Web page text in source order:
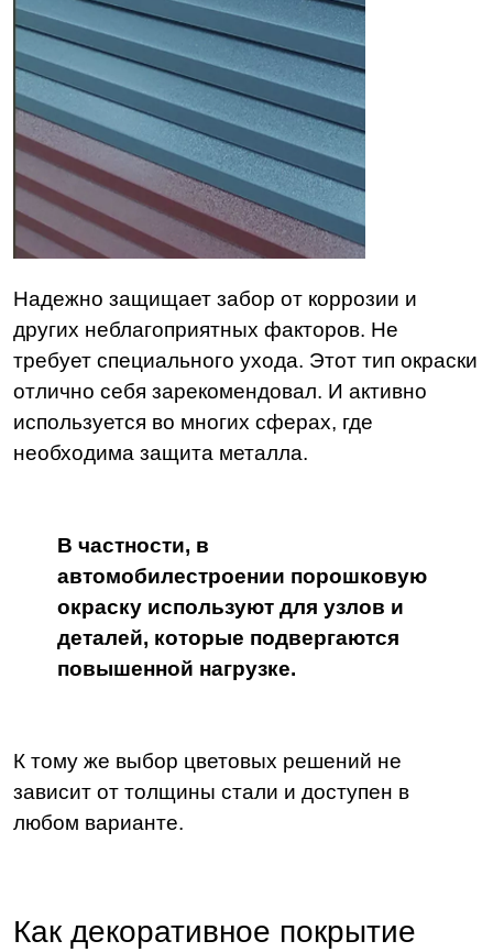
Надежно защищает забор от коррозии и
других неблагоприятных факторов. Не
требует специального ухода. Этот тип окраски
отлично себя зарекомендовал. И активно
используется во многих сферах, где
необходима защита металла.
В частности, в
автомобилестроении порошковую
окраску используют для узлов и
деталей, которые подвергаются
повышенной нагрузке.
К тому же выбор цветовых решений не
зависит от толщины стали и доступен в
любом варианте.
Как декоративное покрытие